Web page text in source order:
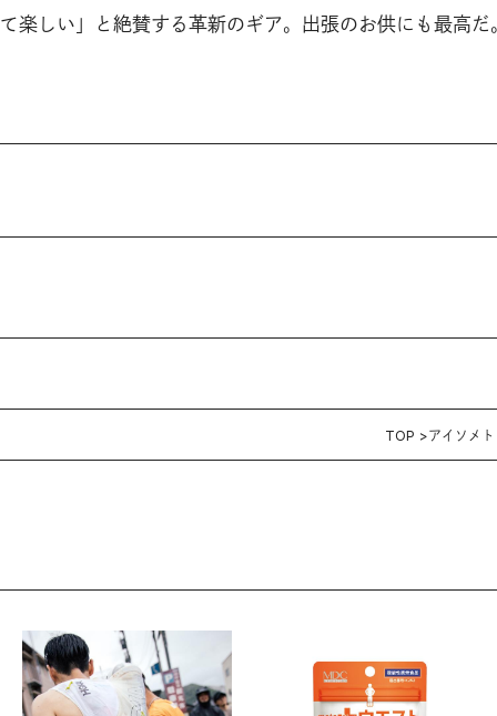
楽しい」と絶賛する革新のギア。出張のお供にも最高だ。
TOP アイソメ